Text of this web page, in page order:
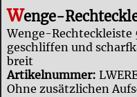
Wenge-
Wenge-
geschliffen und
breit
Artikelnummer:
Ohne zusätzlichen